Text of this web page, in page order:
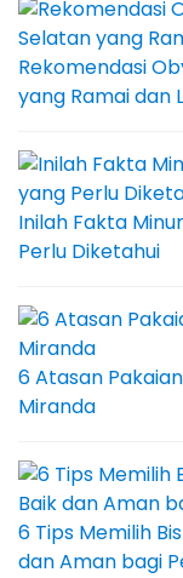
Rekomendasi
yang Ramai dan
Inilah Fakta
Perlu Diketahui
6 Atasan
Miranda
6 Tips Memilih
dan Aman bagi